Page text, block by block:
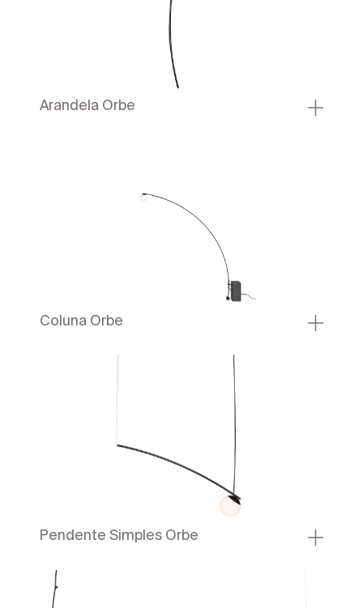
Arandela Orbe
Coluna Orbe
Pendente Simples Orbe